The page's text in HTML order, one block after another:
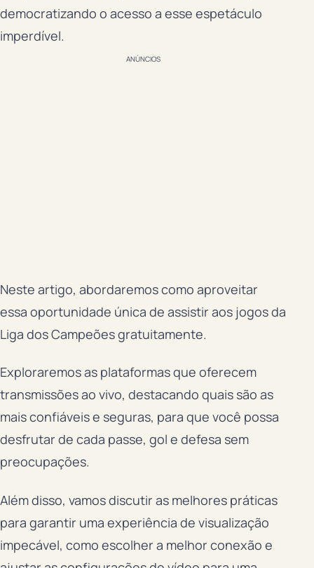
democratizando o acesso a esse espetáculo
imperdível.
ANÚNCIOS
Neste artigo, abordaremos como aproveitar
essa oportunidade única de assistir aos jogos da
Liga dos Campeões gratuitamente.
Exploraremos as plataformas que oferecem
transmissões ao vivo, destacando quais são as
mais confiáveis e seguras, para que você possa
desfrutar de cada passe, gol e defesa sem
preocupações.
Além disso, vamos discutir as melhores práticas
para garantir uma experiência de visualização
impecável, como escolher a melhor conexão e